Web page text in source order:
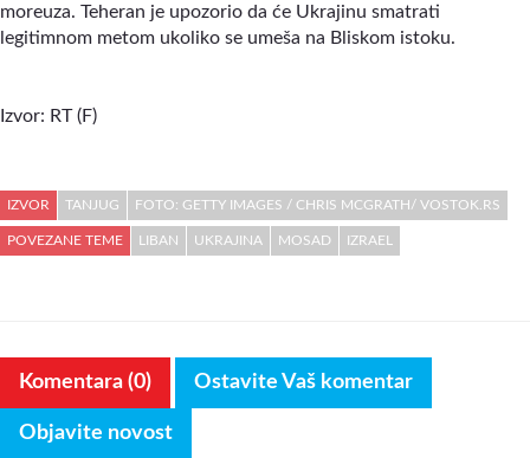
moreuza. Teheran je upozorio da će Ukrajinu smatrati
legitimnom metom ukoliko se umeša na Bliskom istoku.
Izvor: RT (F)
IZVOR TANJUG FOTO: GETTY IMAGES / CHRIS MCGRATH/ VOSTOK.RS
POVEZANE TEME LIBAN UKRAJINA MOSAD IZRAEL
Komentara (0) Ostavite Vaš komentar
Objavite novost